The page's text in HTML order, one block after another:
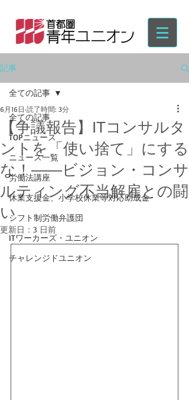
記事
全ての記事
TOPニュース
ニュース一覧
労働法講座
休業支援金、小学校休業等対応助成金
シフト制労働弁護団
ITワーカーズ・ユニオン
チャレンジドユニオン
全ての記事
【争議報告】ITコンサルタ
ントを「使い捨て」にする
な！――ビジョン・コンサ
ルティング不当解雇との闘
い
6月16日 読了時間: 3分
更新日： 3 日前